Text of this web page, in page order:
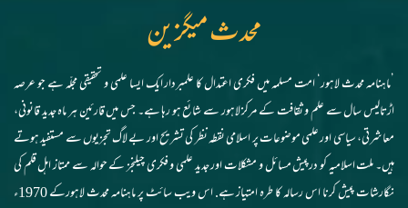
محدث میگزین
’ماہنامہ محدث لاہور‘ امت مسلمہ میں فکری اعتدال کا علمبردار ایک ایسا علمی و تحقیقی مجلّہ ہے جو عرصہ
اڑتالیس سال سے علم و ثقافت کے مرکز لاہور سے شائع ہو رہا ہے۔ جس میں قارئین ہر ماہ جدید قانونی،
معاشرتی، سیاسی اور علمی موضوعات پر اسلامی نقطہ نظر کی تشریح اور بے لاگ تجزیوں سے مستفید ہوتے
ہیں۔ ملت اسلامیہ کو درپیش مسائل و مشکلات اور جدید علمی و فکری چیلنجز کے حوالہ سے ممتاز اہل قلم کی
نگارشات پیش کرنا اس رسالہ کا طرہ امتیاز ہے. اس ویب سائٹ پر ماہنامہ محدث لاہورکے 1970ء